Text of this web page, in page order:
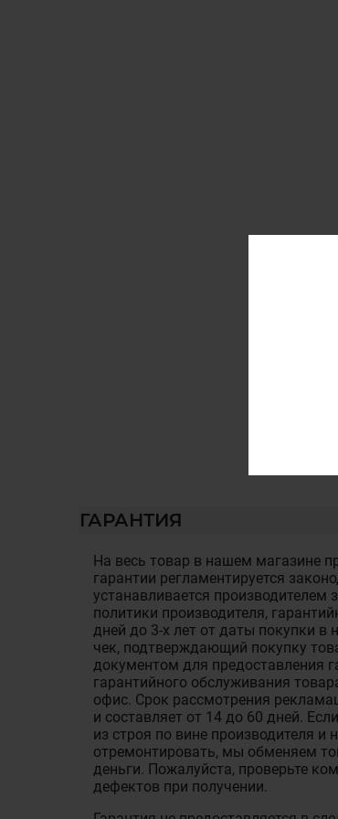
ГАРАНТИЯ
На весь товар в нашем магазине
гарантии регламентируется
устанавливается производителем
политики производителя,
дней до 3-х лет от даты покупки
чек, подтверждающий покупку
документом для предоставления
гарантийного обслуживания
офис. Срок рассмотрения
и составляет от 14 до 60 дней.
из строя по вине производителя и
отремонтировать, мы обменяем
деньги. Пожалуйста, проверьте
дефектов при получении.